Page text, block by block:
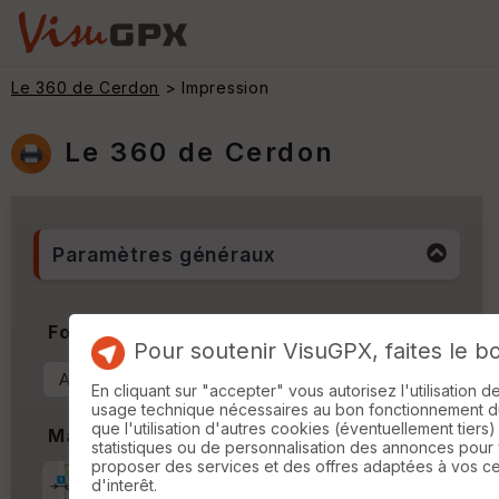
Le 360 de Cerdon > Impression
Le 360 de Cerdon
Paramètres généraux
Format & Orientation
Marges
Pour soutenir VisuGPX, faites le
En cliquant sur "accepter" vous autorisez l'utilisation
usage technique nécessaires au bon fonctionnement
que l'utilisation d'autres cookies (éventuellement
statistiques ou de personnalisation des annonces pour
proposer des services et des offres adaptées à vos
d'interêt.